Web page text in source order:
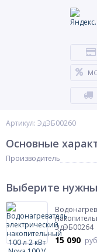
Артикул: ЭдЭБ00260
Основные
Производитель
Выберите
ЭдЭБ00264
15 090